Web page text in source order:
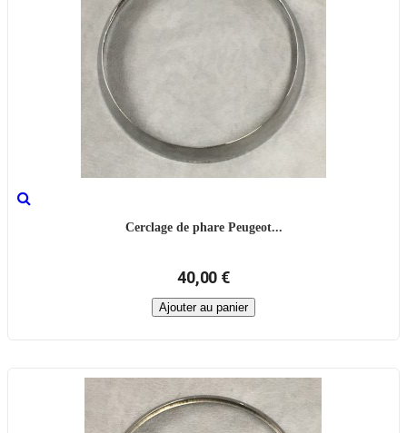
Cerclage de phare Peugeot...
40,00 €
Ajouter au panier